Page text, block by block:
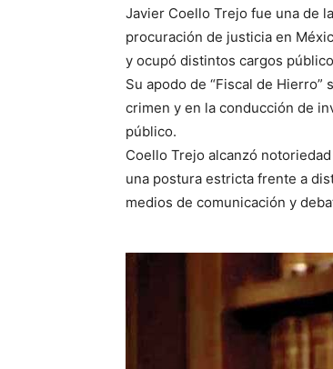
Javier Coello Trejo fue una de
procuración de justicia en
y ocupó distintos cargos
Su apodo de “Fiscal de
crimen y en la conducción de
público.
Coello Trejo alcanzó
una postura estricta frente a
medios de comunicación y